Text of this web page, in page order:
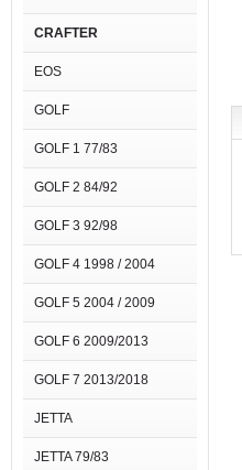
CRAFTER
EOS
GOLF
GOLF 1 77/83
GOLF 2 84/92
GOLF 3 92/98
GOLF 4 1998 / 2004
GOLF 5 2004 / 2009
GOLF 6 2009/2013
GOLF 7 2013/2018
JETTA
JETTA 79/83